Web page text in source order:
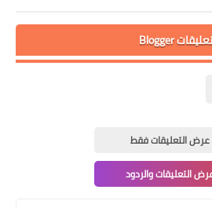
تعليقات Blogger
عرض التعليقات فقط
التعليقات والردود